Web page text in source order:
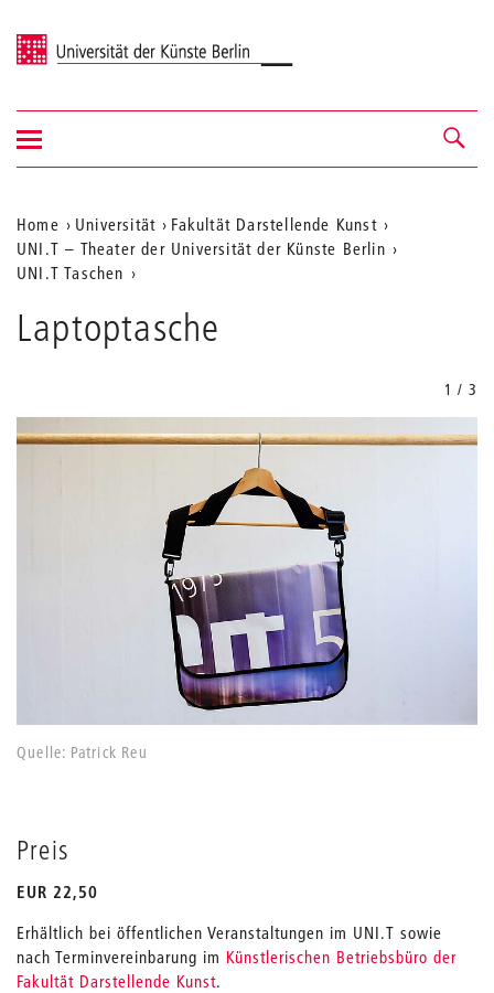
Universität der Künste Berlin
Navigation &
Suche
Navigation
ein-/ausblenden
Aktuelle
Position
der
Home Universität
Fakultät Darstellende Kunst
UNI.T – Theater der Universität der Künste Berlin
UNI.T Taschen
Laptoptasche
Quelle: Patrick Reu
1 / 3
Preis
EUR 22,50
Erhältlich bei öffentlichen Veranstaltungen im UNI.T sowie
nach Terminvereinbarung im Künstlerischen Betriebsbüro der
Fakultät Darstellende Kunst.